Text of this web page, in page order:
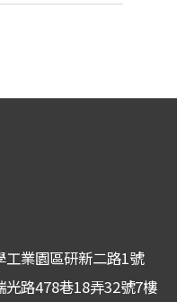
業園區研新二路1號
路478巷18弄32號7樓